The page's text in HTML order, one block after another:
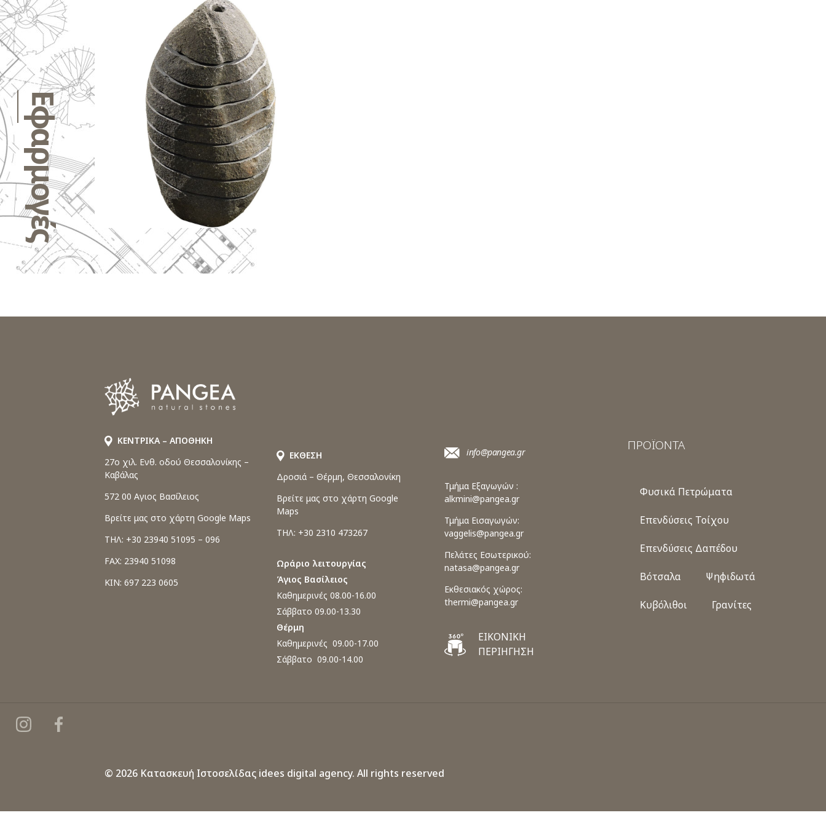
Εφαρμογές
ΚΕΝΤΡΙΚΑ – ΑΠΟΘΗΚΗ
27o χιλ. Ενθ. οδού Θεσσαλονίκης –
Καβάλας
572 00 Αγιος Βασίλειος
Βρείτε μας στο χάρτη Google Maps
ΤΗΛ: +30 23940 51095 – 096
FAX: 23940 51098
ΚΙΝ: 697 223 0605
ΕΚΘΕΣΗ
Δροσιά – Θέρμη, Θεσσαλονίκη
Βρείτε μας στο χάρτη Google
Maps
ΤΗΛ: +30 2310 473267
Ωράριο λειτουργίας
Άγιος Βασίλειος
Καθημερινές 08.00-16.00
Σάββατο 09.00-13.30
Θέρμη
Καθημερινές 09.00-17.00
Σάββατο 09.00-14.00
info@pangea.gr
Τμήμα Εξαγωγών :
alkmini@pangea.gr
Τμήμα Εισαγωγών:
vaggelis@pangea.gr
Πελάτες Εσωτερικού:
natasa@pangea.gr
Εκθεσιακός χώρος:
thermi@pangea.gr
ΕΙΚΟΝΙΚΗ
ΠΕΡΙΗΓΗΣΗ
ΠΡΟΪΟΝΤΑ
Φυσικά Πετρώματα
Επενδύσεις Τοίχου
Επενδύσεις Δαπέδου
Βότσαλα Ψηφιδωτά
Κυβόλιθοι Γρανίτες
© 2026 Κατασκευή Ιστοσελίδας idees digital agency. All rights reserved